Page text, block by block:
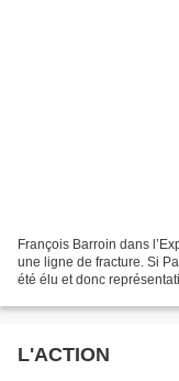
François Barroin dans
une ligne de fracture. Si
été élu et donc
L'ACTION